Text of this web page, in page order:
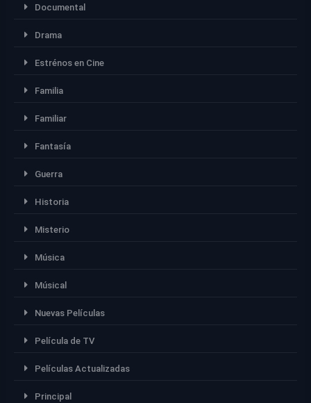
Documental
Drama
Estrénos en Cine
Familia
Familiar
Fantasía
Guerra
Historia
Misterio
Música
Músical
Nuevas Películas
Película de TV
Películas Actualizadas
Principal